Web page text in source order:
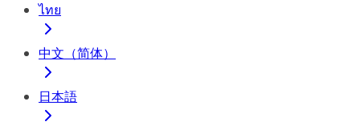
ไทย
中文（简体）
日本語